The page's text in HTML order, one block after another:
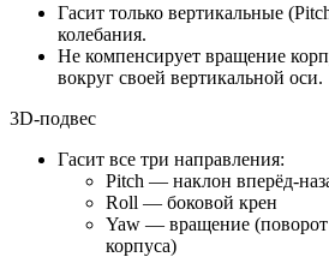
Гасит только вертикальные
колебания.
Не компенсирует вращение
вокруг своей вертикальной оси.
3D-подвес
Гасит все три направления:
Pitch — наклон вперёд-
Roll — боковой крен
Yaw — вращение
корпуса)